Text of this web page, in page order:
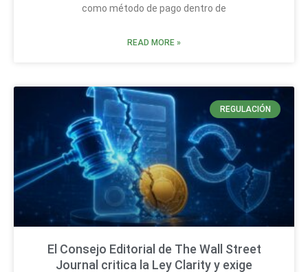
como método de pago dentro de
READ MORE »
REGULACIÓN
El Consejo Editorial de The Wall Street
Journal critica la Ley Clarity y exige